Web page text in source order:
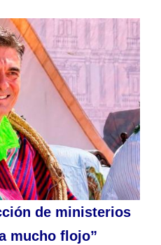
de ministerios
mucho flojo”